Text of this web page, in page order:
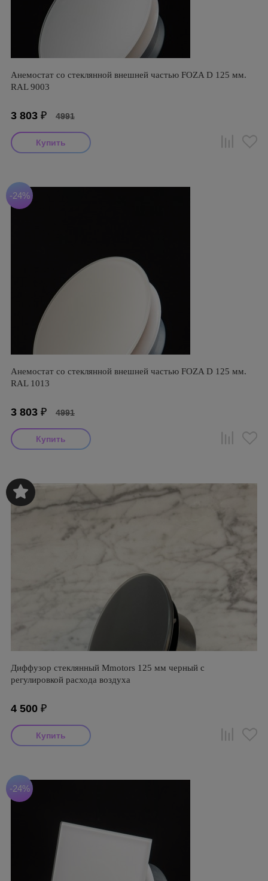
Анемостат со стеклянной внешней частью FOZA D 125 мм.
RAL 9003
3 803 ₽ 4991
-24%
Анемостат со стеклянной внешней частью FOZA D 125 мм.
RAL 1013
3 803 ₽ 4991
Диффузор стеклянный Mmotors 125 мм черный с
регулировкой расхода воздуха
4 500 ₽
-24%